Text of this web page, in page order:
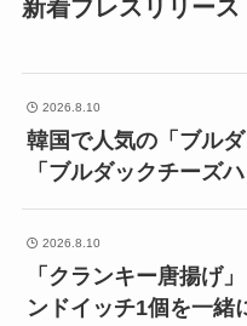
新着プレスリリース
2026.8.10
韓国で人気の「ブル
「ブルダックチーズ
2026.8.10
「クランキー唐揚げ
ンドイッチ1個を一緒